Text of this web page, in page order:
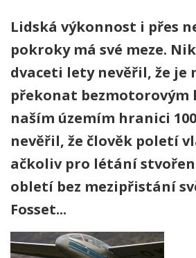
Lidská výkonnost i přes
pokroky má své meze.
dvaceti lety nevěřil, že je
překonat bezmotorovým
naším územím hranici
nevěřil, že člověk poletí
ačkoliv pro létání stvořen
obletí bez mezipřistání
Fosset...